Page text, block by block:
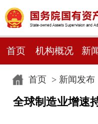
首页 机构概况 新
首页> 新闻发布
全球制造业增速